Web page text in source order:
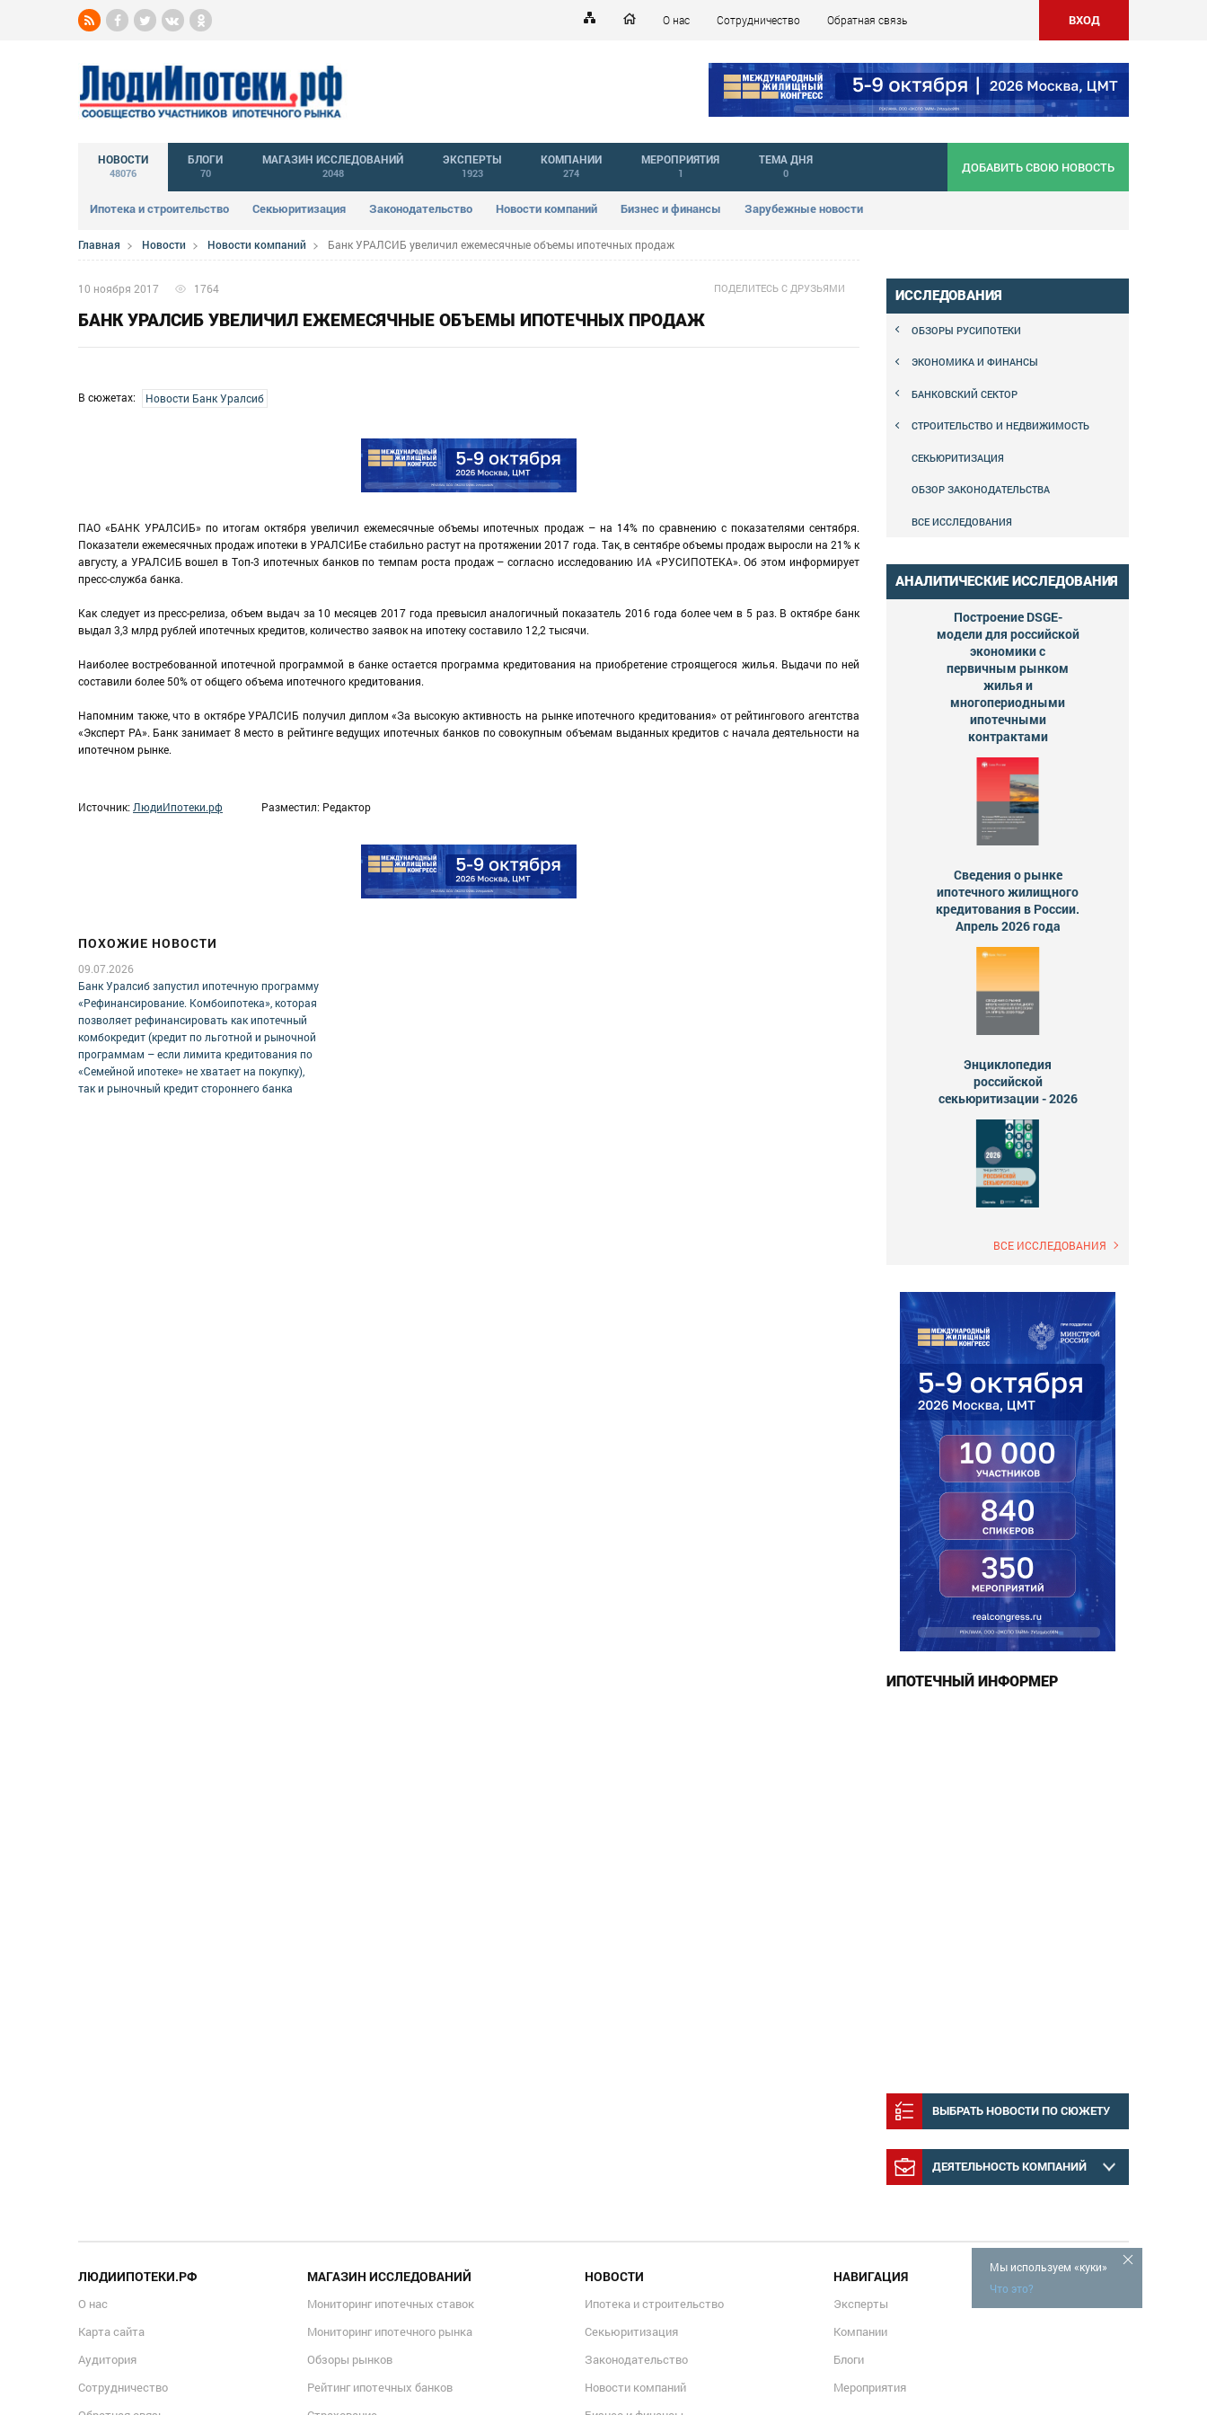
О нас Сотрудничество Обратная связь ВХОД
НОВОСТИ
48076
Ипотека и строительство Секьюритизация Законодательство Новости компаний Бизнес и финансы Зарубежные новости
БЛОГИ
70
МАГАЗИН ИССЛЕДОВАНИЙ
2048
ЭКСПЕРТЫ
1923
КОМПАНИИ
274
МЕРОПРИЯТИЯ
1
ТЕМА ДНЯ
0 ДОБАВИТЬ СВОЮ НОВОСТЬ
Главная Новости Новости компаний Банк УРАЛСИБ увеличил ежемесячные объемы ипотечных продаж
10 ноября 2017 1764 ПОДЕЛИТЕСЬ С ДРУЗЬЯМИ
БАНК УРАЛСИБ УВЕЛИЧИЛ ЕЖЕМЕСЯЧНЫЕ ОБЪЕМЫ ИПОТЕЧНЫХ ПРОДАЖ
В сюжетах: Новости Банк Уралсиб
ПАО «БАНК УРАЛСИБ» по итогам октября увеличил ежемесячные объемы ипотечных продаж – на 14% по сравнению с показателями сентября.
Показатели ежемесячных продаж ипотеки в УРАЛСИБе стабильно растут на протяжении 2017 года. Так, в сентябре объемы продаж выросли на 21% к
августу, а УРАЛСИБ вошел в Топ-3 ипотечных банков по темпам роста продаж – согласно исследованию ИА «РУСИПОТЕКА». Об этом информирует
пресс-служба банка.
Как следует из пресс-релиза, объем выдач за 10 месяцев 2017 года превысил аналогичный показатель 2016 года более чем в 5 раз. В октябре банк
выдал 3,3 млрд рублей ипотечных кредитов, количество заявок на ипотеку составило 12,2 тысячи.
Наиболее востребованной ипотечной программой в банке остается программа кредитования на приобретение строящегося жилья. Выдачи по ней
составили более 50% от общего объема ипотечного кредитования.
Напомним также, что в октябре УРАЛСИБ получил диплом «За высокую активность на рынке ипотечного кредитования» от рейтингового агентства
«Эксперт РА». Банк занимает 8 место в рейтинге ведущих ипотечных банков по совокупным объемам выданных кредитов с начала деятельности на
ипотечном рынке.
Источник: ЛюдиИпотеки.рф Разместил: Редактор
ПОХОЖИЕ НОВОСТИ
09.07.2026
Банк Уралсиб запустил ипотечную программу
«Рефинансирование. Комбоипотека», которая
позволяет рефинансировать как ипотечный
комбокредит (кредит по льготной и рыночной
программам – если лимита кредитования по
«Семейной ипотеке» не хватает на покупку),
так и рыночный кредит стороннего банка
ИССЛЕДОВАНИЯ
ОБЗОРЫ РУСИПОТЕКИ
ЭКОНОМИКА И ФИНАНСЫ
БАНКОВСКИЙ СЕКТОР
СТРОИТЕЛЬСТВО И НЕДВИЖИМОСТЬ
СЕКЬЮРИТИЗАЦИЯ
ОБЗОР ЗАКОНОДАТЕЛЬСТВА
ВСЕ ИССЛЕДОВАНИЯ
АНАЛИТИЧЕСКИЕ ИССЛЕДОВАНИЯ
Построение DSGE-
модели для российской
экономики с
первичным рынком
жилья и
многопериодными
ипотечными
контрактами
Сведения о рынке
ипотечного жилищного
кредитования в России.
Апрель 2026 года
Энциклопедия
российской
секьюритизации - 2026
ВСЕ ИССЛЕДОВАНИЯ
ИПОТЕЧНЫЙ ИНФОРМЕР
ВЫБРАТЬ НОВОСТИ ПО СЮЖЕТУ
ДЕЯТЕЛЬНОСТЬ КОМПАНИЙ
Мы используем «куки»
Что это?
ЛЮДИИПОТЕКИ.РФ
О нас
Карта сайта
Аудитория
Сотрудничество
МАГАЗИН ИССЛЕДОВАНИЙ
Мониторинг ипотечных ставок
Мониторинг ипотечного рынка
Обзоры рынков
Рейтинг ипотечных банков
НОВОСТИ
Ипотека и строительство
Секьюритизация
Законодательство
Новости компаний
НАВИГАЦИЯ
Эксперты
Компании
Блоги
Мероприятия